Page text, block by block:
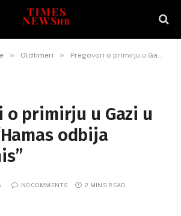
» Oldtimeri » Pregovori o primirju u Gazi u zastoju. “Hamas odbija kompromis”
o primirju u Gazi u
odbija
NO COMMENTS 2 MINS READ